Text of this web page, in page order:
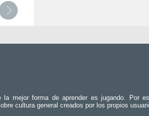
la mejor forma de aprender es jugando. Por
cultura general creados por los propios